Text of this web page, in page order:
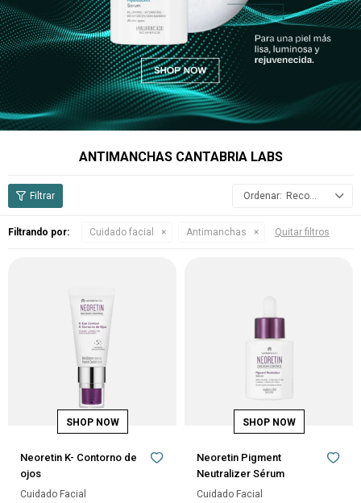
ANTIMANCHAS CANTABRIA LABS
Recomendados
Filtrando por: Cuidado facial Antimanchas Quitar filtros
Neoretin K- Contorno de
ojos
Cuidado Facial
Neoretin Pigment
Neutralizer Sérum
Cuidado Facial